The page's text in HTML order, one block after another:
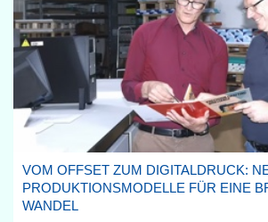
VOM OFFSET ZUM DIGITALDRUCK:
PRODUKTIONSMODELLE FÜR EINE
WANDEL